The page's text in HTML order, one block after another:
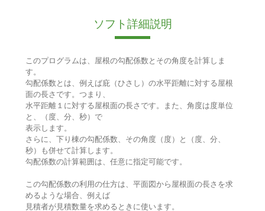
ソフト詳細説明
このプログラムは、屋根の勾配係数とその角度を計算しま
す。
勾配係数とは、例えば庇（ひさし）の水平距離に対する屋根
面の長さです。つまり、
水平距離１に対する屋根面の長さです。また、角度は度単位
と、（度、分、秒）で
表示します。
さらに、下り棟の勾配係数、その角度（度）と（度、分、
秒）も併せて計算します。
勾配係数の計算範囲は、任意に指定可能です。
この勾配係数の利用の仕方は、平面図から屋根面の長さを求
めるような場合、例えば
見積者が見積数量を求めるときに使います。